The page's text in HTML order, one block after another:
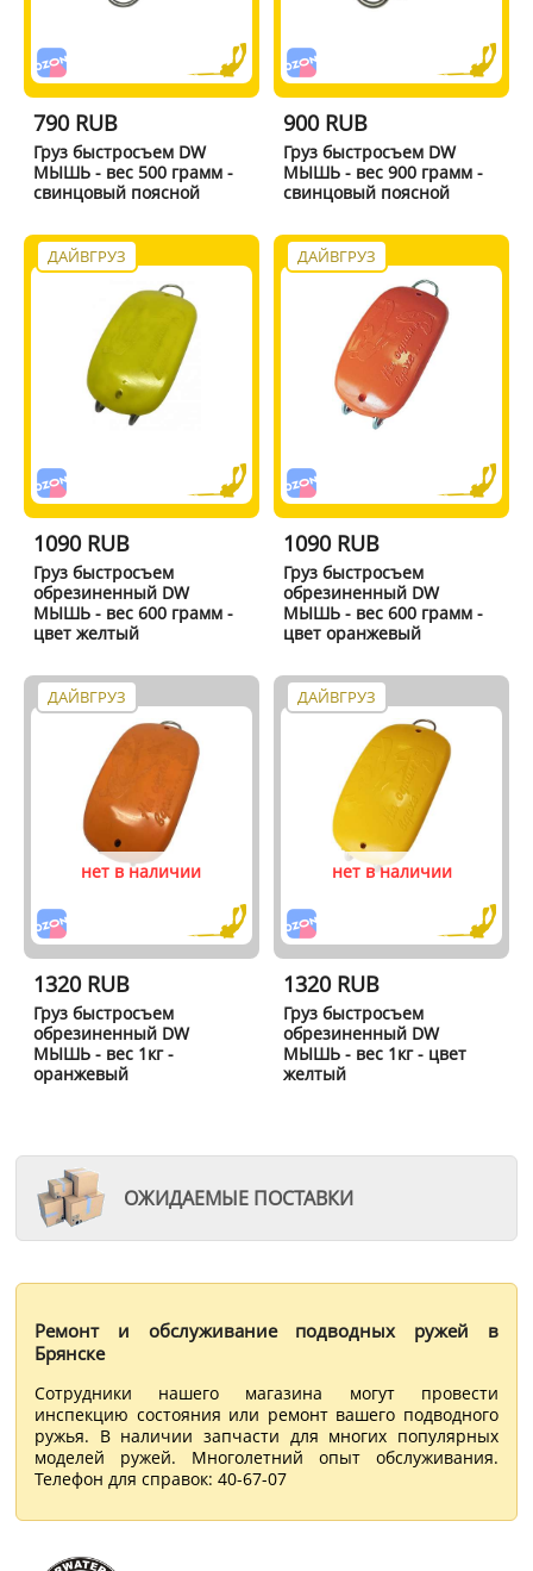
790 RUB
Груз быстросъем DW
МЫШЬ - вес 500 грамм -
свинцовый поясной
900 RUB
Груз быстросъем DW
МЫШЬ - вес 900 грамм -
свинцовый поясной
ДАЙВГРУЗ
1090 RUB
Груз быстросъем
обрезиненный DW
МЫШЬ - вес 600 грамм -
цвет желтый
ДАЙВГРУЗ
1090 RUB
Груз быстросъем
обрезиненный DW
МЫШЬ - вес 600 грамм -
цвет оранжевый
ДАЙВГРУЗ
нет в наличии
1320 RUB
Груз быстросъем
обрезиненный DW
МЫШЬ - вес 1кг -
оранжевый
ДАЙВГРУЗ
нет в наличии
1320 RUB
Груз быстросъем
обрезиненный DW
МЫШЬ - вес 1кг - цвет
желтый
ОЖИДАЕМЫЕ ПОСТАВКИ
Ремонт и обслуживание подводных ружей в
Брянске
Сотрудники нашего магазина могут провести
инспекцию состояния или ремонт вашего подводного
ружья. В наличии запчасти для многих популярных
моделей ружей. Многолетний опыт обслуживания.
Телефон для справок: 40-67-07